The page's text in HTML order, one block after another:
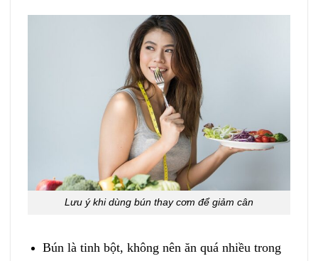
Lưu ý khi dùng bún thay cơm để giảm cân
Bún là tinh bột, không nên ăn quá nhiều trong